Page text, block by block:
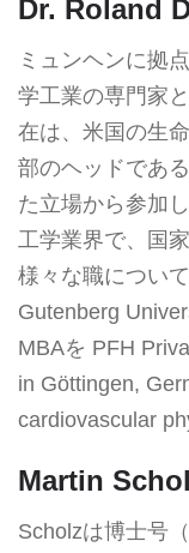
Dr. Roland
ミュンヘンに拠
学工業の専門家
在は、米国の生
部のヘッドであ
た立場から参加
工学業界で、国
様々な職につい
Gutenberg
MBAを PFH
in Göttingen,
cardiovascular
Martin
Scholzは博士号